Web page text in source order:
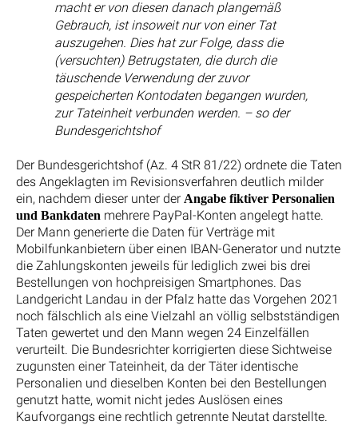
macht er von diesen danach plangemäß
Gebrauch, ist insoweit nur von einer Tat
auszugehen. Dies hat zur Folge, dass die
(versuchten) Betrugstaten, die durch die
täuschende Verwendung der zuvor
gespeicherten Kontodaten begangen wurden,
zur Tateinheit verbunden werden. – so der
Bundesgerichtshof
Der Bundesgerichtshof (Az. 4 StR 81/22) ordnete die Taten
des Angeklagten im Revisionsverfahren deutlich milder
ein, nachdem dieser unter der Angabe fiktiver Personalien
und Bankdaten mehrere PayPal-Konten angelegt hatte.
Der Mann generierte die Daten für Verträge mit
Mobilfunkanbietern über einen IBAN-Generator und nutzte
die Zahlungskonten jeweils für lediglich zwei bis drei
Bestellungen von hochpreisigen Smartphones. Das
Landgericht Landau in der Pfalz hatte das Vorgehen 2021
noch fälschlich als eine Vielzahl an völlig selbstständigen
Taten gewertet und den Mann wegen 24 Einzelfällen
verurteilt. Die Bundesrichter korrigierten diese Sichtweise
zugunsten einer Tateinheit, da der Täter identische
Personalien und dieselben Konten bei den Bestellungen
genutzt hatte, womit nicht jedes Auslösen eines
Kaufvorgangs eine rechtlich getrennte Neutat darstellte.